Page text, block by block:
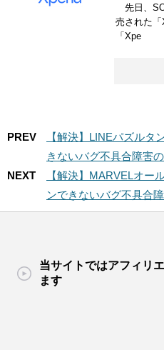
先日、
売された
「Xpe
PREV
【解決】LINEパズルタ
きないバグ不具合障害
NEXT
【解決】MARVELオー
ンできないバグ不具合
当サイトではアフィリ
ます